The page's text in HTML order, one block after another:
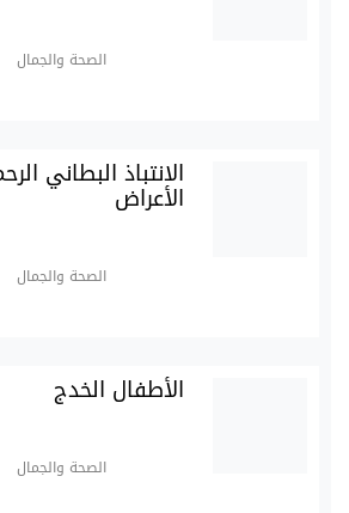
الصحة والجمال
الانتباذ البطاني
الأعراض
الصحة والجمال
الأطفال الخدج
الصحة والجمال